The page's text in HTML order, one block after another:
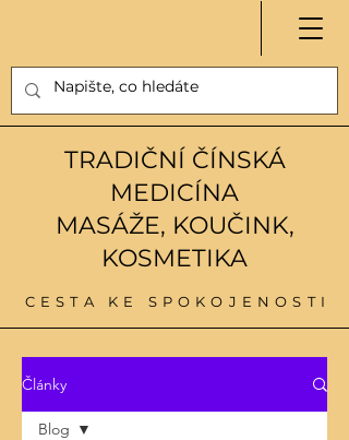
TRADIČNÍ ČÍNSKÁ
MEDICÍNA
MASÁŽE, KOUČINK,
KOSMETIKA
CESTA KE SPOKOJENOSTI
Články
Blog